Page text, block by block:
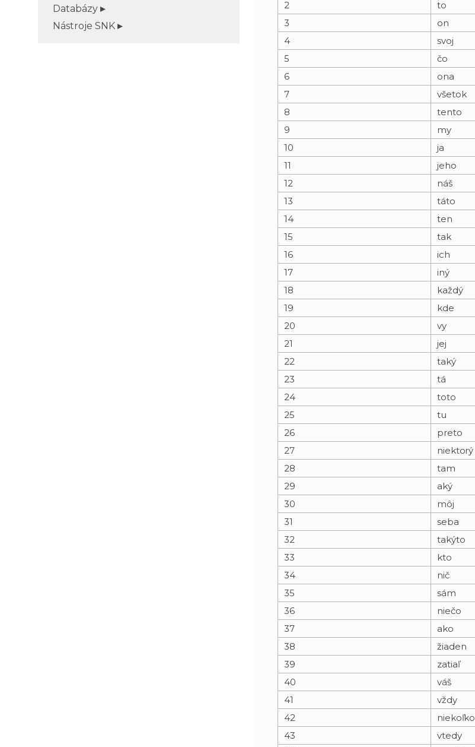
Databázy
Nástroje SNK
2
to
3
on
4
svoj
5
čo
6
ona
7
všetok
8
tento
9
my
10
ja
11
jeho
12
náš
13
táto
14
ten
15
tak
16
ich
17
iný
18
každý
19
kde
20
vy
21
jej
22
taký
23
tá
24
toto
25
tu
26
preto
27
niektorý
28
tam
29
aký
30
môj
31
seba
32
takýto
33
kto
34
nič
35
sám
36
niečo
37
ako
38
žiaden
39
zatiaľ
40
váš
41
vždy
42
niekoľko
43
vtedy